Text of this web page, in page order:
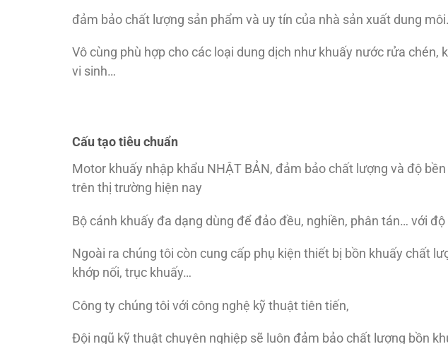
đảm bảo chất lượng sản phẩm và uy tín của nhà sản xuất dung môi.
Vô cùng phù hợp cho các loại dung dịch như khuấy nước rửa chén,
vi sinh…
Cấu tạo tiêu chuẩn
Motor khuấy nhập khẩu NHẬT BẢN, đảm bảo chất lượng và độ
trên thị trường hiện nay
Bộ cánh khuấy đa dạng dùng để đảo đều, nghiền, phân tán… với
Ngoài ra chúng tôi còn cung cấp phụ kiện thiết bị bồn khuấy chất
khớp nối, trục khuấy…
Công ty chúng tôi với công nghệ kỹ thuật tiên tiến,
Đội ngũ kỹ thuật chuyên nghiệp sẽ luôn đảm bảo chất lượng bồn